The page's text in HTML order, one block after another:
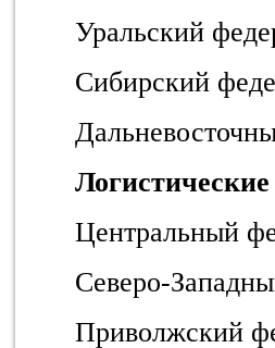
Уральский
Сибирский
Центральный
Северо-
Приволжский